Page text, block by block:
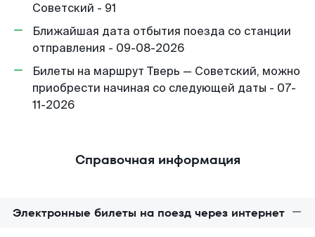
Советский - 91
Ближайшая дата отбытия поезда со станции
отправления - 09-08-2026
Билеты на маршрут Тверь — Советский, можно
приобрести начиная со следующей даты - 07-
11-2026
Справочная информация
Электронные билеты на поезд через интернет